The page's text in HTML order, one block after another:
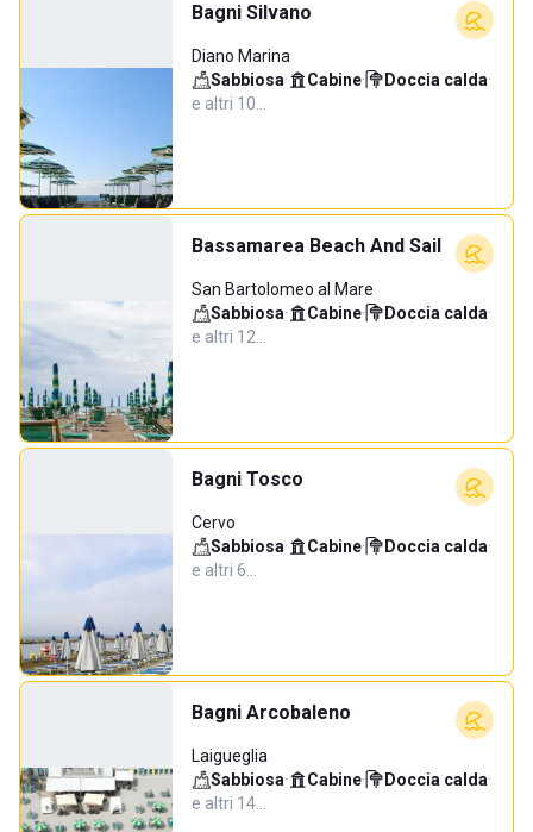
Bagni Silvano
Diano Marina
Sabbiosa· Cabine· Doccia calda·
e altri 10…
Bassamarea Beach And Sail
San Bartolomeo al Mare
Sabbiosa· Cabine· Doccia calda·
e altri 12…
Bagni Tosco
Cervo
Sabbiosa· Cabine· Doccia calda·
e altri 6…
Bagni Arcobaleno
Laigueglia
Sabbiosa· Cabine· Doccia calda·
e altri 14…